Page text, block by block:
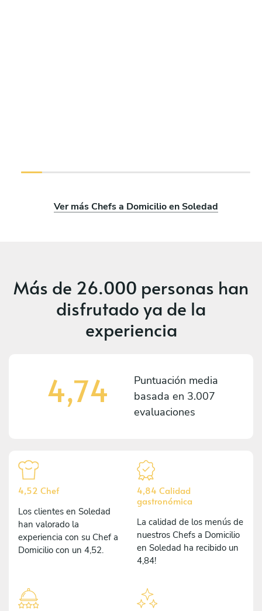
Ver más Chefs a Domicilio en Soledad
Más de 26.000 personas han
disfrutado ya de la
experiencia
4,74
Puntuación media
basada en 3.007
evaluaciones
4,52 Chef
Los clientes en Soledad
han valorado la
experiencia con su Chef a
Domicilio con un 4,52.
4,84 Calidad
gastronómica
La calidad de los menús de
nuestros Chefs a Domicilio
en Soledad ha recibido un
4,84!